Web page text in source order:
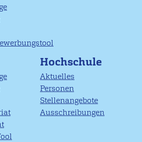
Hochschule
Aktuelles
Personen
Stellenangebote
Ausschreibungen